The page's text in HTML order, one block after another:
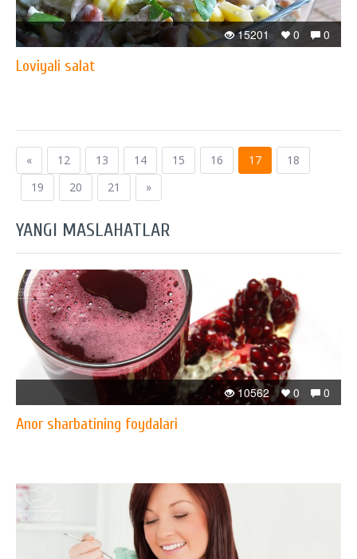
0
0
15201
Loviyali salat
« 12 13 14 15 16 17
18
19
20 21 »
YANGI MASLAHATLAR
0
0
10562
Anor sharbatining foydalari